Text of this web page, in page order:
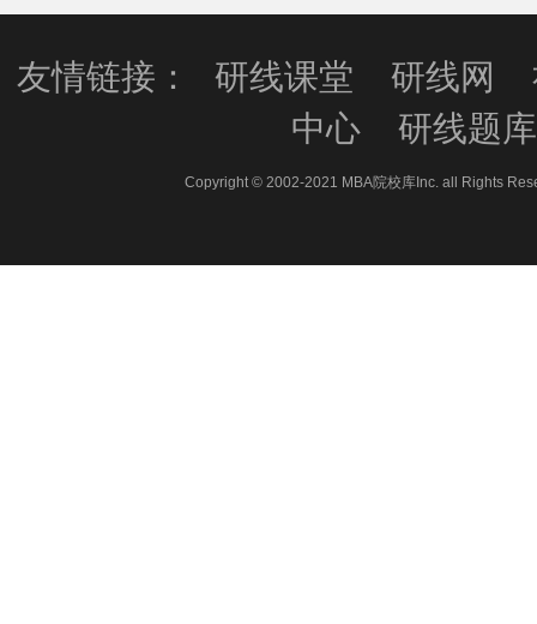
友情链接： 研线课堂 研线网
中心
研线题库
Copyright © 2002-2021 MBA院校库Inc. all Rights